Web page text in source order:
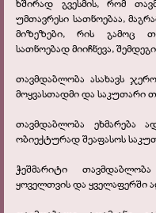
ხშირად გვესმის, რომ
უმთავრესი სათნოებაა,
მიზეზები, რის გამოც
სათნოებად მიიჩნევა,
თავმდაბლობა ასახავს
მოყვასთადმი და საკუთარი
თავმდაბლობა ეხმარება
ობიექტურად შეაფასოს
ჭეშმარიტი
ყოველთვის და ყველაფერში